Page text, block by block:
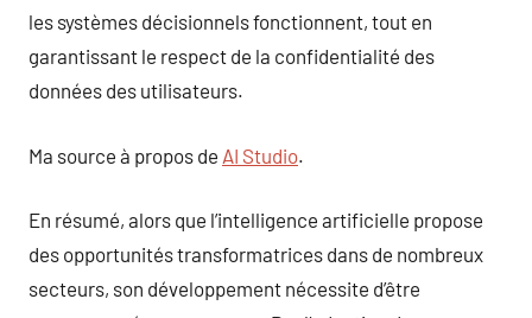
les systèmes décisionnels fonctionnent, tout en
garantissant le respect de la confidentialité des
données des utilisateurs.
Ma source à propos de AI Studio.
En résumé, alors que l’intelligence artificielle propose
des opportunités transformatrices dans de nombreux
secteurs, son développement nécessite d’être